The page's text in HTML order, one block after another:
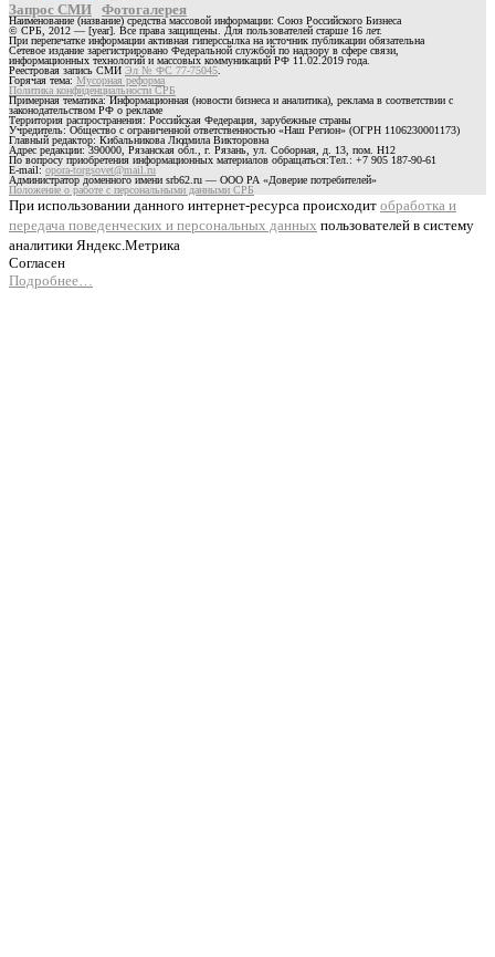
Запрос СМИ Фотогалерея
Наименование (название) средства массовой информации: Союз Российского Бизнеса
© СРБ, 2012 — [year]. Все права защищены. Для пользователей старше 16 лет.
При перепечатке информации активная гиперссылка на источник публикации обязательна
Сетевое издание зарегистрировано Федеральной службой по надзору в сфере связи,
информационных технологий и массовых коммуникаций РФ 11.02.2019 года.
Реестровая запись СМИ Эл № ФС 77-75045.
Горячая тема: Мусорная реформа
Политика конфиденциальности СРБ
Примерная тематика: Информационная (новости бизнеса и аналитика), реклама в соответствии с
законодательством РФ о рекламе
Территория распространения: Российская Федерация, зарубежные страны
Учредитель: Общество с ограниченной ответственностью «Наш Регион» (ОГРН 1106230001173)
Главный редактор: Кибальникова Людмила Викторовна
Адрес редакции: 390000, Рязанская обл., г. Рязань, ул. Соборная, д. 13, пом. Н12
По вопросу приобретения информационных материалов обращаться:Тел.: +7 905 187-90-61
E-mail: opora-torgsovet@mail.ru
Администратор доменного имени srb62.ru — ООО РА «Доверие потребителей»
Положение о работе с персональными данными СРБ
При использовании данного интернет-ресурса происходит обработка и
передача поведенческих и персональных данных пользователей в систему
аналитики Яндекс.Метрика
Согласен
Подробнее…